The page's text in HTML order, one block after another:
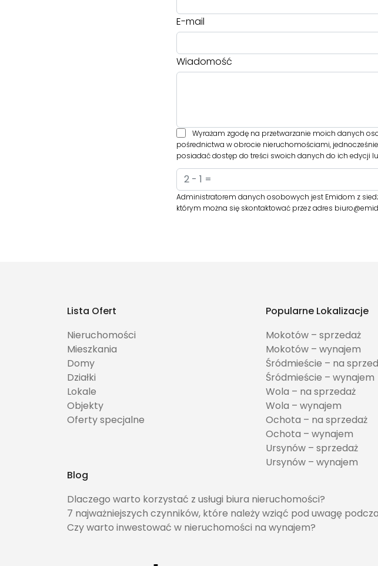
E-mail
Wiadomość
Wyrażam zgodę na przetwarzanie moich danych
pośrednictwa w obrocie nieruchomościami,
posiadać dostęp do treści swoich danych do ich edycji
Administratorem danych osobowych jest Emidom z
którym można się skontaktować przez adres
Lista Ofert
Nieruchomości
Mieszkania
Domy
Działki
Lokale
Objekty
Oferty specjalne
Popularne Lokalizacje
Mokotów – sprzedaż
Mokotów – wynajem
Śródmieście – na
Śródmieście – wynajem
Wola – na sprzedaż
Wola – wynajem
Ochota – na sprzedaż
Ochota – wynajem
Ursynów – sprzedaż
Ursynów – wynajem
Blog
Dlaczego warto korzystać z usługi biura nieruchomości?
7 najważniejszych czynników, które należy wziąć pod uwagę
Czy warto inwestować w nieruchomości na wynajem?